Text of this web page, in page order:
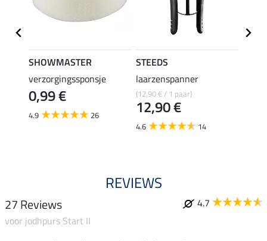
SHOWMASTER
verzorgingssponsje
0,99 €
4.9 26
STEEDS
laarzenspanner
(12,90 € / 1 paar)
12,90 €
4.6 14
REVIEWS
27 Reviews
4.7
voor jodhpurs Start II